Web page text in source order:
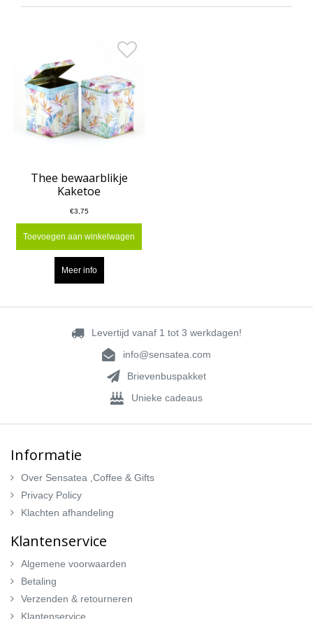
Thee bewaarblikje
Kaketoe
€3,75
Toevoegen aan winkelwagen
Meer info
Levertijd vanaf 1 tot 3 werkdagen!
info@sensatea.com
Brievenbuspakket
Unieke cadeaus
Informatie
Over Sensatea ,Coffee & Gifts
Privacy Policy
Klachten afhandeling
Klantenservice
Algemene voorwaarden
Betaling
Verzenden & retourneren
Klantenservice